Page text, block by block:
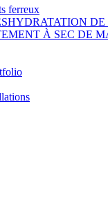
ferreux
À SEC DE